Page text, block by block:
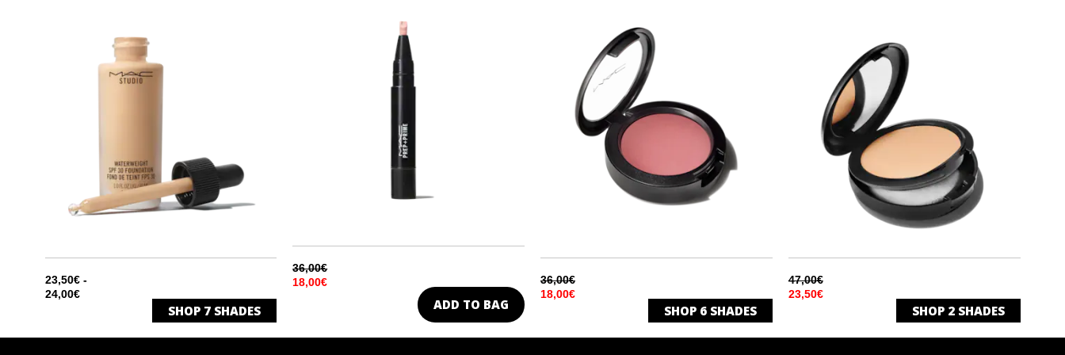
SWEETS FOR MY
23,50€ -
24,00€
SHOP 7 SHADES
ΦΥΣΙΚΟ ΣΑΤΙΝΕ
36,00€
18,00€
ADD TO BAG
36,00€
18,00€
SHOP 6SHADES
DESERT ROSEMATTE
47,00€
23,50€
SHOP 2SHADES
ΦΥΣΙΚΟ ΜΑΤ